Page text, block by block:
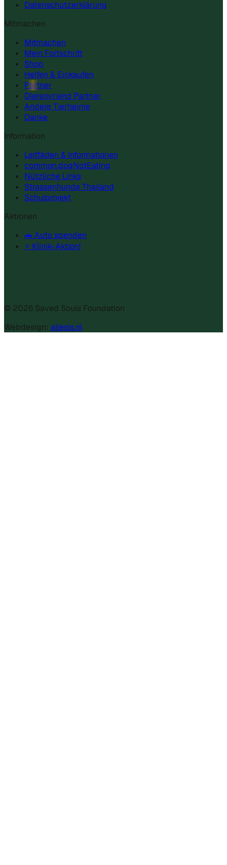
Datenschutzerklärung
Mitmachen
Mitmachen
Mein Fortschritt
Shop
Helfen & Einkaufen
Partner
Dierenvriend Partner
Andere Tierheime
Danke
Information
Leitfäden & Informationen
common.dogNotEating
Nützliche Links
Strassenhunde Thailand
Schulprojekt
Aktionen
🚗 Auto spenden
⭐ Klinik-Aktion!
© 2026 Saved Souls Foundation
Webdesign: allesis.nl